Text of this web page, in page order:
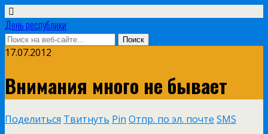
День республики
17.07.2012
Внимания много не бывает
Поделиться Твитнуть Pin Отпр. по эл. почте SMS